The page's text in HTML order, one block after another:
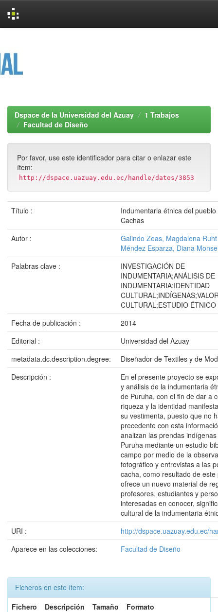
Dspace de la Universidad del Azuay
1 Trabajos
Facultad de Diseño
Por favor, use este identificador para citar o enlazar este
ítem:
http://dspace.uazuay.edu.ec/handle/datos/3853
Título :
Indumentaria étnica del
Cachas
Autor :
Galindo Zeas, Magdalena Ruht
Méndez Esparza, Diana
Palabras clave :
INVESTIGACIÓN DE
INDUMENTARIA;ANÁLISIS DE
INDUMENTARIA;IDENTIDAD
CULTURAL;ESTUDIO ÉTNICO
Fecha de publicación :
2014
Editorial :
Universidad del Azuay
metadata.dc.description.degree:
Diseñador de Textiles y de
Descripción :
En el presente proyecto se
y análisis de la indumentaria
de Puruha, con el fin de dar a
riqueza y la identidad
su vestimenta, puesto que no
precedente con esta
analizan las prendas
Puruha mediante un estudio
campo por medio de la
fotográfico y entrevistas a las
cacha, como resultado de este
ofrece un nuevo material de
profesores, estudiantes y
interesadas en conocer,
cultural de la indumentaria
URI :
http://dspace.uazuay.edu.ec/
Aparece en las colecciones:
Facultad de Diseño
Ficheros en este ítem:
Fichero
Descripción Tamaño
Formato